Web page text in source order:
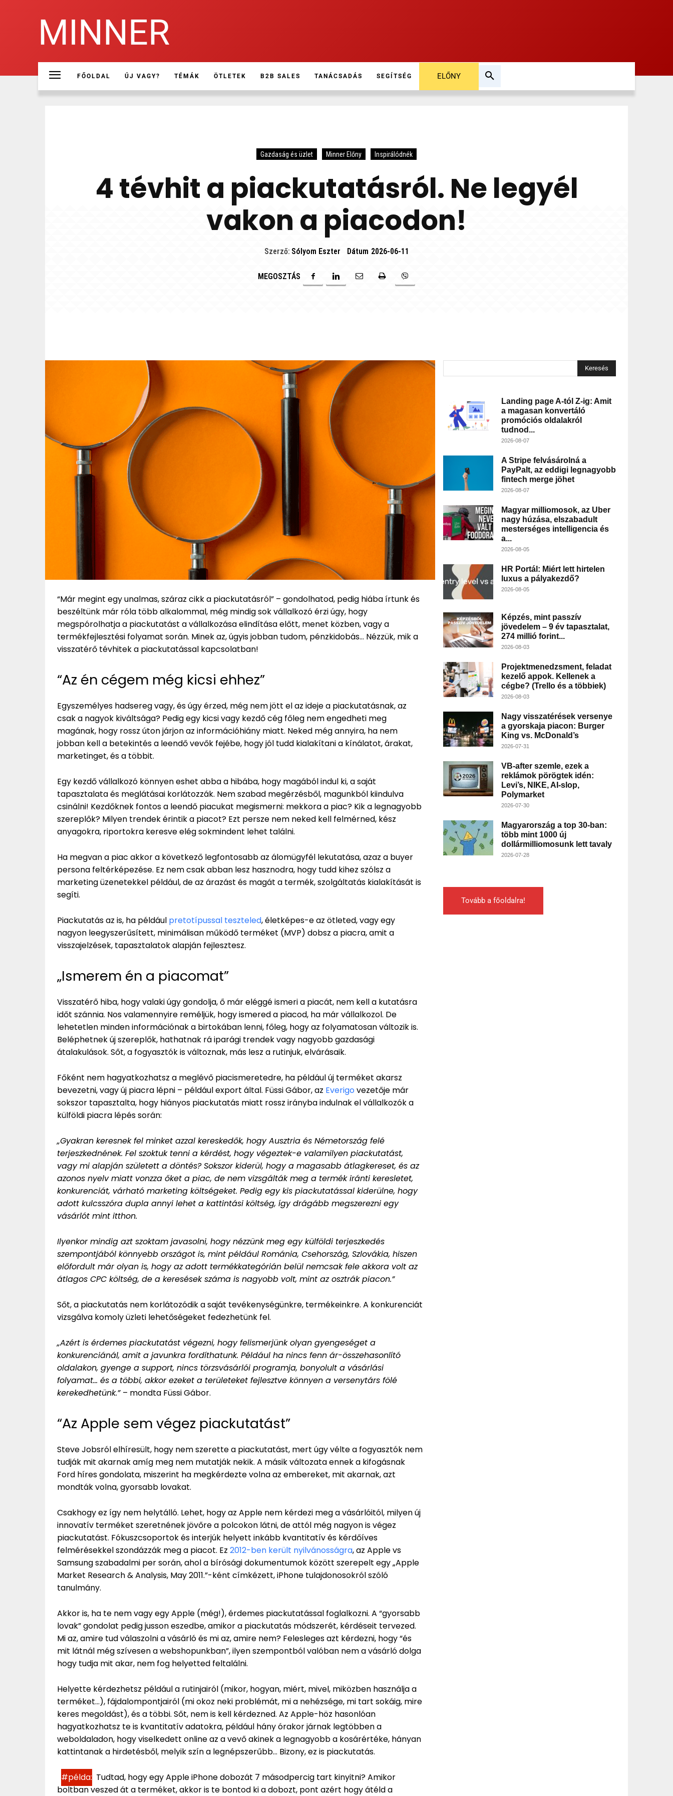
MINNER
FŐOLDAL ÚJ VAGY? TÉMÁK ÖTLETEK B2B SALES TANÁCSADÁS SEGÍTSÉG ELŐNY
Gazdaság és üzlet Minner Előny Inspirálódnék
4 tévhit a piackutatásról. Ne legyél
vakon a piacodon!
Szerző: Sólyom Eszter Dátum 2026-06-11
MEGOSZTÁS
“Már megint egy unalmas, száraz cikk a piackutatásról” – gondolhatod, pedig hiába írtunk és
beszéltünk már róla több alkalommal, még mindig sok vállalkozó érzi úgy, hogy
megspórolhatja a piackutatást a vállalkozása elindítása előtt, menet közben, vagy a
termékfejlesztési folyamat során. Minek az, úgyis jobban tudom, pénzkidobás… Nézzük, mik a
visszatérő tévhitek a piackutatással kapcsolatban!
“Az én cégem még kicsi ehhez”
Egyszemélyes hadsereg vagy, és úgy érzed, még nem jött el az ideje a piackutatásnak, az
csak a nagyok kiváltsága? Pedig egy kicsi vagy kezdő cég főleg nem engedheti meg
magának, hogy rossz úton járjon az információhiány miatt. Neked még annyira, ha nem
jobban kell a betekintés a leendő vevők fejébe, hogy jól tudd kialakítani a kínálatot, árakat,
marketinget, és a többit.
Egy kezdő vállalkozó könnyen eshet abba a hibába, hogy magából indul ki, a saját
tapasztalata és meglátásai korlátozzák. Nem szabad megérzésből, magunkból kiindulva
csinálni! Kezdőknek fontos a leendő piacukat megismerni: mekkora a piac? Kik a legnagyobb
szereplők? Milyen trendek érintik a piacot? Ezt persze nem neked kell felmérned, kész
anyagokra, riportokra keresve elég sokmindent lehet találni.
Ha megvan a piac akkor a következő legfontosabb az álomügyfél lekutatása, azaz a buyer
persona feltérképezése. Ez nem csak abban lesz hasznodra, hogy tudd kihez szólsz a
marketing üzenetekkel például, de az árazást és magát a termék, szolgáltatás kialakítását is
segíti.
Piackutatás az is, ha például pretotípussal teszteled, életképes-e az ötleted, vagy egy
nagyon leegyszerűsített, minimálisan működő terméket (MVP) dobsz a piacra, amit a
visszajelzések, tapasztalatok alapján fejlesztesz.
„Ismerem én a piacomat”
Visszatérő hiba, hogy valaki úgy gondolja, ő már eléggé ismeri a piacát, nem kell a kutatásra
időt szánnia. Nos valamennyire reméljük, hogy ismered a piacod, ha már vállalkozol. De
lehetetlen minden információnak a birtokában lenni, főleg, hogy az folyamatosan változik is.
Beléphetnek új szereplők, hathatnak rá iparági trendek vagy nagyobb gazdasági
átalakulások. Sőt, a fogyasztók is változnak, más lesz a rutinjuk, elvárásaik.
Főként nem hagyatkozhatsz a meglévő piacismeretedre, ha például új terméket akarsz
bevezetni, vagy új piacra lépni – például export által. Füssi Gábor, az Everigovezetője már
sokszor tapasztalta, hogy hiányos piackutatás miatt rossz irányba indulnak el vállalkozók a
külföldi piacra lépés során:
„Gyakran keresnek fel minket azzal kereskedők, hogy Ausztria és Németország felé
terjeszkednének. Fel szoktuk tenni a kérdést, hogy végeztek-e valamilyen piackutatást,
vagy mi alapján született a döntés? Sokszor kiderül, hogy a magasabb átlagkereset, és az
azonos nyelv miatt vonzza őket a piac, de nem vizsgálták meg a termék iránti keresletet,
konkurenciát, várható marketing költségeket. Pedig egy kis piackutatással kiderülne, hogy
adott kulcsszóra dupla annyi lehet a kattintási költség, így drágább megszerezni egy
vásárlót mint itthon.
Ilyenkor mindig azt szoktam javasolni, hogy nézzünk meg egy külföldi terjeszkedés
szempontjából könnyebb országot is, mint például Románia, Csehország, Szlovákia, hiszen
előfordult már olyan is, hogy az adott termékkategórián belül nemcsak fele akkora volt az
átlagos CPC költség, de a keresések száma is nagyobb volt, mint az osztrák piacon.”
Sőt, a piackutatás nem korlátozódik a saját tevékenységünkre, termékeinkre. A konkurenciát
vizsgálva komoly üzleti lehetőségeket fedezhetünk fel.
„Azért is érdemes piackutatást végezni, hogy felismerjünk olyan gyengeséget a
konkurenciánál, amit a javunkra fordíthatunk. Például ha nincs fenn ár-összehasonlító
oldalakon, gyenge a support, nincs törzsvásárlói programja, bonyolult a vásárlási
folyamat… és a többi, akkor ezeket a területeket fejlesztve könnyen a versenytárs fölé
kerekedhetünk.” – mondta Füssi Gábor.
“Az Apple sem végez piackutatást”
Steve Jobsról elhíresült, hogy nem szerette a piackutatást, mert úgy vélte a fogyasztók nem
tudják mit akarnak amíg meg nem mutatják nekik. A másik változata ennek a kifogásnak
Ford híres gondolata, miszerint ha megkérdezte volna az embereket, mit akarnak, azt
mondták volna, gyorsabb lovakat.
Csakhogy ez így nem helytálló. Lehet, hogy az Apple nem kérdezi meg a vásárlóitól, milyen új
innovatív terméket szeretnének jövőre a polcokon látni, de attól még nagyon is végez
piackutatást. Fókuszcsoportok és interjúk helyett inkább kvantitatív és kérdőíves
felmérésekkel szondázzák meg a piacot. Ez 2012-ben került nyilvánosságra, az Apple vs
Samsung szabadalmi per során, ahol a bírósági dokumentumok között szerepelt egy „Apple
Market Research & Analysis, May 2011.”-ként címkézett, iPhone tulajdonosokról szóló
tanulmány.
Akkor is, ha te nem vagy egy Apple (még!), érdemes piackutatással foglalkozni. A “gyorsabb
lovak” gondolat pedig jusson eszedbe, amikor a piackutatás módszerét, kérdéseit tervezed.
Mi az, amire tud válaszolni a vásárló és mi az, amire nem? Felesleges azt kérdezni, hogy “és
mit látnál még szívesen a webshopunkban”, ilyen szempontból valóban nem a vásárló dolga
hogy tudja mit akar, nem fog helyetted feltalálni.
Helyette kérdezhetsz például a rutinjairól (mikor, hogyan, miért, mivel, miközben használja a
terméket…), fájdalompontjairól (mi okoz neki problémát, mi a nehézsége, mi tart sokáig, mire
keres megoldást), és a többi. Sőt, nem is kell kérdezned. Az Apple-höz hasonlóan
hagyatkozhatsz te is kvantitatív adatokra, például hány órakor járnak legtöbben a
weboldaladon, hogy viselkedett online az a vevő akinek a legnagyobb a kosárértéke, hányan
kattintanak a hirdetésből, melyik szín a legnépszerűbb… Bizony, ez is piackutatás.
#példa: Tudtad, hogy egy Apple iPhone dobozát 7 másodpercig tart kinyitni? Amikor
boltban veszed át a terméket, akkor is te bontod ki a dobozt, pont azért hogy átéld a
Keresés
Landing page A-tól Z-ig: Amit
a magasan konvertáló
promóciós oldalakról
tudnod...
2026-08-07
A Stripe felvásárolná a
PayPalt, az eddigi legnagyobb
fintech merge jöhet
2026-08-07
Magyar milliomosok, az Uber
nagy húzása, elszabadult
mesterséges intelligencia és
a...
2026-08-05
HR Portál: Miért lett hirtelen
luxus a pályakezdő?
2026-08-05
Képzés, mint passzív
jövedelem – 9 év tapasztalat,
274 millió forint...
2026-08-03
Projektmenedzsment, feladat
kezelő appok. Kellenek a
cégbe? (Trello és a többiek)
2026-08-03
Nagy visszatérések versenye
a gyorskaja piacon: Burger
King vs. McDonald’s
2026-07-31
VB-after szemle, ezek a
reklámok pörögtek idén:
Levi’s, NIKE, AI-slop,
Polymarket
2026-07-30
Magyarország a top 30-ban:
több mint 1000 új
dollármilliomosunk lett tavaly
2026-07-28
Tovább a főoldalra!